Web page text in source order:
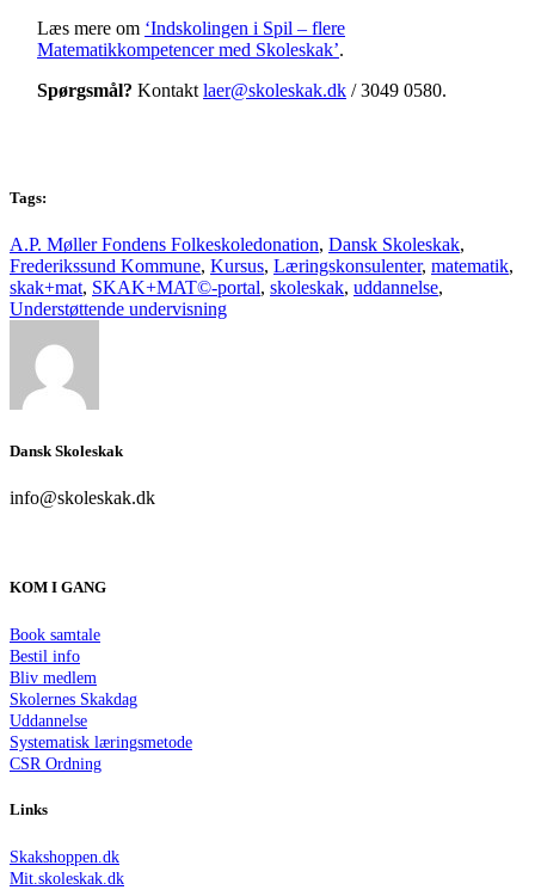
Læs mere om ‘Indskolingen i Spil – flere
Matematikkompetencer med Skoleskak’.
Spørgsmål? Kontakt laer@skoleskak.dk / 3049 0580.
Tags:
A.P. Møller Fondens Folkeskoledonation, Dansk Skoleskak,
Frederikssund Kommune, Kursus, Læringskonsulenter, matematik,
skak+mat, SKAK+MAT©-portal, skoleskak, uddannelse,
Understøttende undervisning
Dansk Skoleskak
info@skoleskak.dk
KOM I GANG
Book samtale
Bestil info
Bliv medlem
Skolernes Skakdag
Uddannelse
Systematisk læringsmetode
CSR Ordning
Links
Skakshoppen.dk
Mit.skoleskak.dk